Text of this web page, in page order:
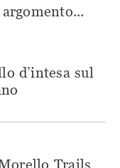
d’intesa sul
Trails